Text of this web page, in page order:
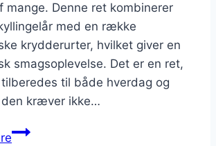
mange. Denne ret kombinerer
med en række
krydderurter, hvilket giver en
smagsoplevelse. Det er en ret,
til både hverdag og
kræver ikke…
Kyllingelår